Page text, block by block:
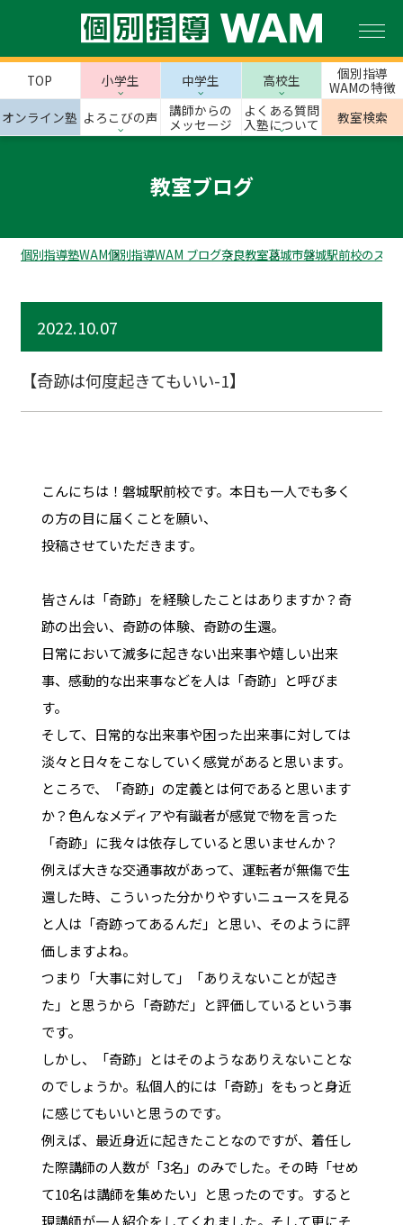
TOP 小学生 中学生 高校生
個別指導
WAMの特徴
オンライン塾 よろこびの声
講師からの
メッセージ
よくある質問
入塾について
教室検索
教室ブログ
個別指導塾WAM個別指導WAM ブログ奈良教室葛城市磐城駅前校のスタ
2022.10.07
【奇跡は何度起きてもいい-1】
こんにちは！磐城駅前校です。本日も一人でも多く
の方の目に届くことを願い、
投稿させていただきます。
皆さんは「奇跡」を経験したことはありますか？奇
跡の出会い、奇跡の体験、奇跡の生還。
日常において滅多に起きない出来事や嬉しい出来
事、感動的な出来事などを人は「奇跡」と呼びま
す。
そして、日常的な出来事や困った出来事に対しては
淡々と日々をこなしていく感覚があると思います。
ところで、「奇跡」の定義とは何であると思います
か？色んなメディアや有識者が感覚で物を言った
「奇跡」に我々は依存していると思いませんか？
例えば大きな交通事故があって、運転者が無傷で生
還した時、こういった分かりやすいニュースを見る
と人は「奇跡ってあるんだ」と思い、そのように評
価しますよね。
つまり「大事に対して」「ありえないことが起き
た」と思うから「奇跡だ」と評価しているという事
です。
しかし、「奇跡」とはそのようなありえないことな
のでしょうか。私個人的には「奇跡」をもっと身近
に感じてもいいと思うのです。
例えば、最近身近に起きたことなのですが、着任し
た際講師の人数が「3名」のみでした。その時「せめ
て10名は講師を集めたい」と思ったのです。すると
現講師が一人紹介をしてくれました。そして更にそ